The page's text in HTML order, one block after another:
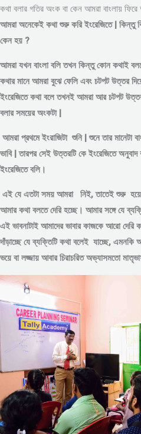
কথা বলার গতির অংক বা কেন আমরা বাংলায়
আমরা অনেকেই কথা শুরু করি ইংরেজিতে | কিন্তু
কেন হয় ?
আমরা যখন বাংলা বলি তখন কিন্তু কোন কথাই
কথার মানে আমরা বুঝে ফেলি এবং চটপট উত্তর
ইংরেজিতে কথা বলে তখনই আমরা আর চটপট উত্তর
বলার সময়ের অংকটা |
আমরা প্রথমে ইংরাজিটা শুনি | শুনে তার মানেটা
ভাবি | তারপর সেই উত্তরটি কে ইংরেজিতে
ইংরেজিতে বলি।
এই যে এতটা সময় আমরা নিই, তাতেই শুরু হয়ে
আমার কথা বলতে দেরি হচ্ছে। আমার সঙ্গে যে
এই ভাবনাটাই আমাদের ভাবার কাজকে আরো দেরি
দাঁড়াচ্ছে যে ব্যক্তিটি কথা বলেই যাচ্ছে,
ভয়ে বা লজ্জায় আবার চিরাচরিত অভ্যাসমতো